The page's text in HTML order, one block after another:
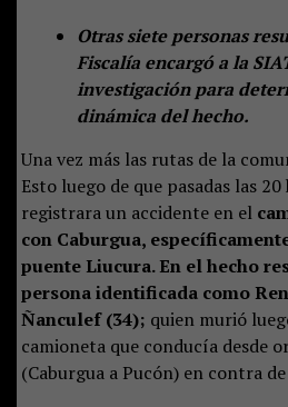
Otras siete personas
Fiscalía encargó a la
investigación para
dinámica del hecho.
Una vez más las rutas de la
Esto luego de que pasadas las
registrara un accidente en el
con Caburgua,
puente Liucura. En el hecho
persona identificada como
Ñanculef (34); quien murió
camioneta que conducía desde
(Caburgua a Pucón) en contra